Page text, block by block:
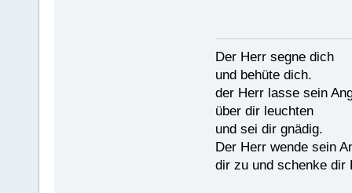
Der Herr segne dich
und behüte dich.
der Herr lasse sein
über dir leuchten
und sei dir gnädig.
Der Herr wende sein
dir zu und schenke dir